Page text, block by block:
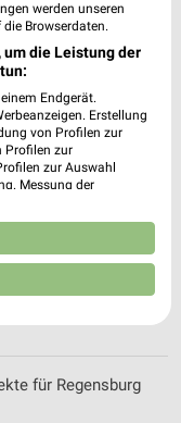
Prospekte
für
für
für Regensburg
werden unseren
Browserdaten.
um die Leistung der
Endgerät.
Erstellung
von Profilen zur
Profilen zur
zur Auswahl
Messung der
Entwicklung und
Daten zur Auswahl
und in die